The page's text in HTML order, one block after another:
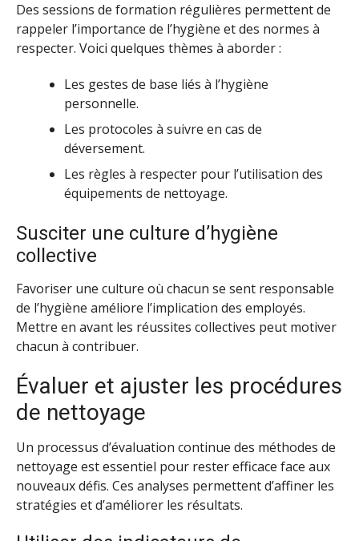
Des sessions de formation régulières permettent de
rappeler l’importance de l’hygiène et des normes à
respecter. Voici quelques thèmes à aborder :
Les gestes de base liés à l’hygiène
personnelle.
Les protocoles à suivre en cas de
déversement.
Les règles à respecter pour l’utilisation des
équipements de nettoyage.
Susciter une culture d’hygiène
collective
Favoriser une culture où chacun se sent responsable
de l’hygiène améliore l’implication des employés.
Mettre en avant les réussites collectives peut motiver
chacun à contribuer.
Évaluer et ajuster les procédures
de nettoyage
Un processus d’évaluation continue des méthodes de
nettoyage est essentiel pour rester efficace face aux
nouveaux défis. Ces analyses permettent d’affiner les
stratégies et d’améliorer les résultats.